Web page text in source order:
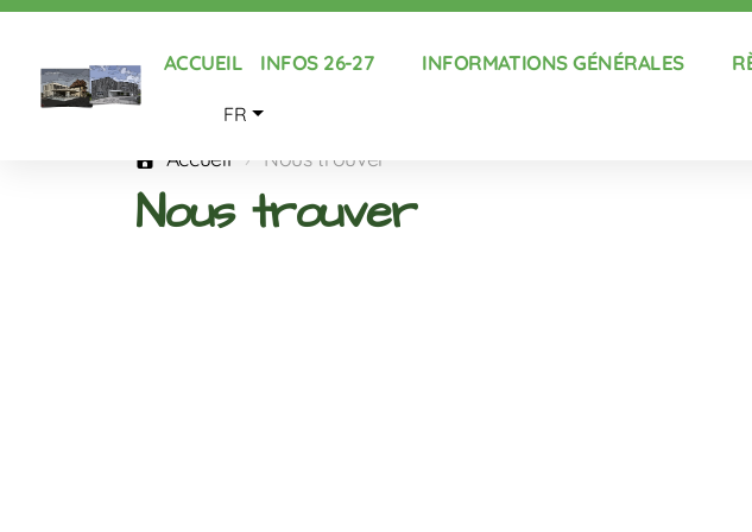
ACCUEIL INFOS 26-27 INFORMATIONS GÉNÉRALES
FR
Accueil Nous trouver
Nous trouver